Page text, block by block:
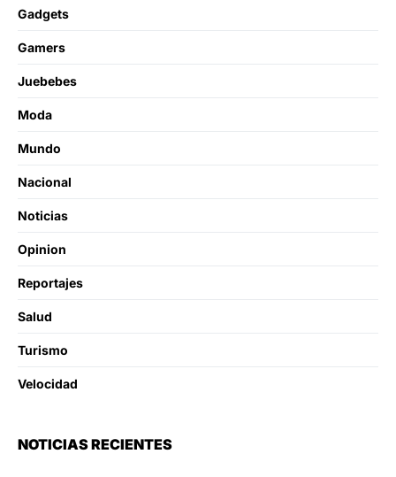
Gadgets
Gamers
Juebebes
Moda
Mundo
Nacional
Noticias
Opinion
Reportajes
Salud
Turismo
Velocidad
NOTICIAS RECIENTES